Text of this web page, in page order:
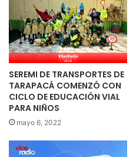
SEREMI DE TRANSPORTES DE
TARAPACÁ COMENZÓ CON
CICLO DE EDUCACIÓN VIAL
PARA NIÑOS
mayo 6, 2022